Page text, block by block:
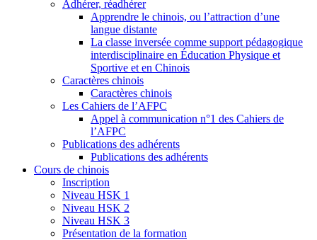
Adhérer, réadhérer
Apprendre le chinois, ou l’attraction d’une
langue distante
La classe inversée comme support pédagogique
interdisciplinaire en Éducation Physique et
Sportive et en Chinois
Caractères chinois
Caractères chinois
Les Cahiers de l’AFPC
Appel à communication n°1 des Cahiers de
l’AFPC
Publications des adhérents
Publications des adhérents
Cours de chinois
Inscription
Niveau HSK 1
Niveau HSK 2
Niveau HSK 3
Présentation de la formation